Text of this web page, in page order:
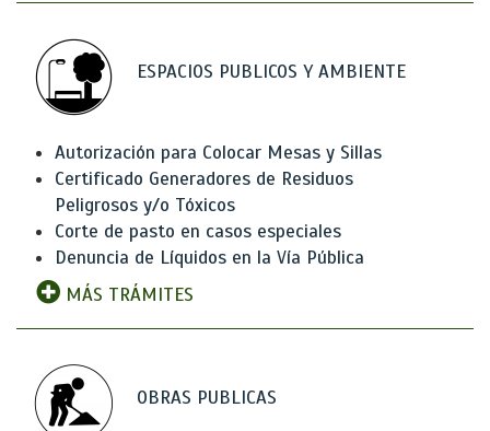
ESPACIOS PUBLICOS Y AMBIENTE
Autorización para Colocar Mesas y Sillas
Certificado Generadores de Residuos
Peligrosos y/o Tóxicos
Corte de pasto en casos especiales
Denuncia de Líquidos en la Vía Pública
MÁS TRÁMITES
OBRAS PUBLICAS